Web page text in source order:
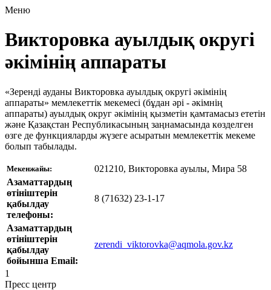
Меню
Викторовка ауылдық округі
әкімінің аппараты
«Зеренді ауданы Викторовка ауылдық округі әкімінің
аппараты» мемлекеттік мекемесі (бұдан әрі - әкімнің
аппараты) ауылдық округ әкімінің қызметін қамтамасыз ететін
және Қазақстан Республикасының заңнамасында көзделген
өзге де функцияларды жүзеге асыратын мемлекеттік мекеме
болып табылады.
Мекенжайы:
021210, Викторовка ауылы, Мира 58
Азаматтардың
өтініштерін
қабылдау
телефоны:
8 (71632) 23-1-17
Азаматтардың
өтініштерін
қабылдау
бойынша Email:
zerendi_viktorovka@aqmola.gov.kz
1
Пресс центр